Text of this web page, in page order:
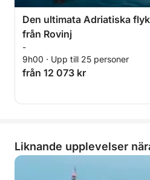
Den ultimata Adriatiska
från Rovinj
-
9h00 · Upp till 25 personer
från 12 073 kr
Liknande upplevelser